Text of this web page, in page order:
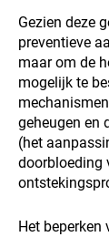
Gezien deze
preventieve
maar om de
mogelijk te
geheugen en
(het
doorbloeding
Het beperken